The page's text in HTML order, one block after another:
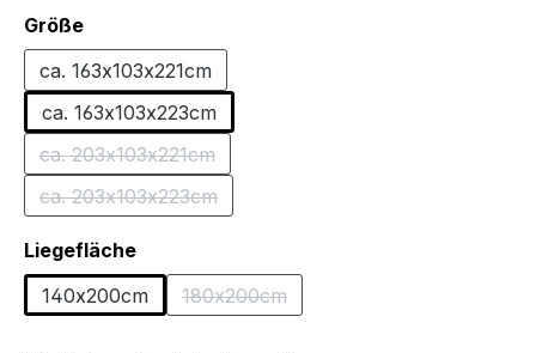
Größeauswählen
ca. 163x103x221cm
ca. 163x103x223cm
ca. 203x103x221cm
(Diese Option ist zurzeit nicht verfügbar.)
ca. 203x103x223cm
(Diese Option ist zurzeit nicht verfügbar.)
Liegeflächeauswählen
140x200cm
180x200cm
(Diese Option ist zurzeit nicht